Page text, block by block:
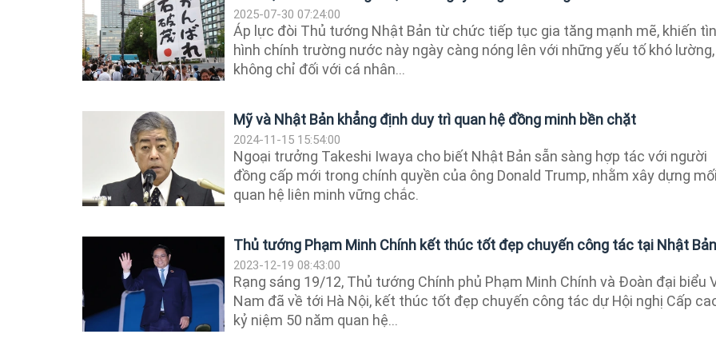
2025-07-30 07:24:00
Áp lực đòi Thủ tướng Nhật Bản từ chức tiếp tục gia tăng mạnh mẽ, khiến
hình chính trường nước này ngày càng nóng lên với những yếu tố khó lường,
không chỉ đối với cá nhân...
Mỹ và Nhật Bản khẳng định duy trì quan hệ đồng minh bền chặt
2024-11-15 15:54:00
Ngoại trưởng Takeshi Iwaya cho biết Nhật Bản sẵn sàng hợp tác với người
đồng cấp mới trong chính quyền của ông Donald Trump, nhằm xây dựng mối
quan hệ liên minh vững chắc.
Thủ tướng Phạm Minh Chính kết thúc tốt đẹp chuyến công tác tại Nhật Bản
2023-12-19 08:43:00
Rạng sáng 19/12, Thủ tướng Chính phủ Phạm Minh Chính và Đoàn đại biểu
Nam đã về tới Hà Nội, kết thúc tốt đẹp chuyến công tác dự Hội nghị Cấp
kỷ niệm 50 năm quan hệ...